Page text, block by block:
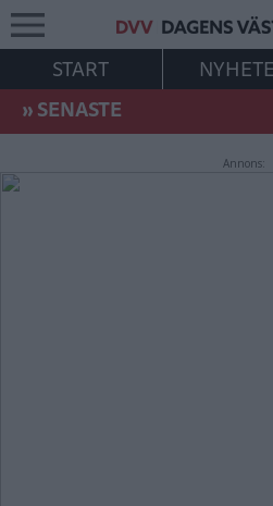
START
»SENASTE
Annons: